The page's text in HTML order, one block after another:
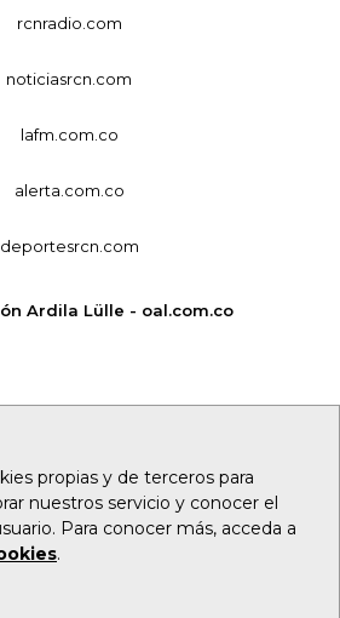
propias y de terceros para
nuestros servicio y conocer el
Para conocer más, acceda a
.
rcnradio.com
noticiasrcn.com
lafm.com.co
alerta.com.co
deportesrcn.com
Ardila Lülle - oal.com.co